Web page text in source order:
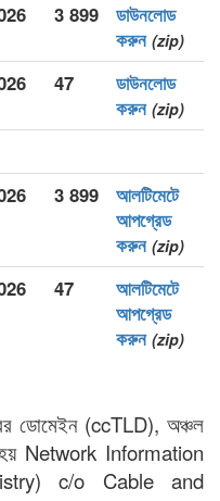
3 899
ডাউনলোড
করুন (zip)
47
ডাউনলোড
করুন (zip)
3 899
আলটিমেটে
আপগ্রেড
করুন (zip)
47
আলটিমেটে
আপগ্রেড
করুন (zip)
ডোমেইন (ccTLD), অঞ্চল
হয় Network Information
c/o Cable and